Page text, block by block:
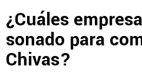
¿Cuáles
sonado para
Chivas?